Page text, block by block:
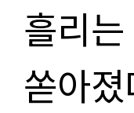
흘리
쏟아